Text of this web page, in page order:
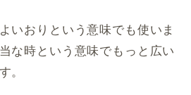
いおりという意味でも使いま
な時という意味でもっと広い
。